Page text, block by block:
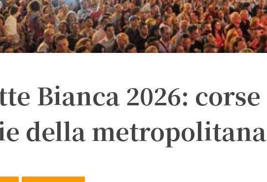
Bianca 2026: corse
della metropolitana